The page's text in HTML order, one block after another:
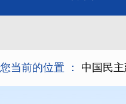
您当前的位置 ： 中国民